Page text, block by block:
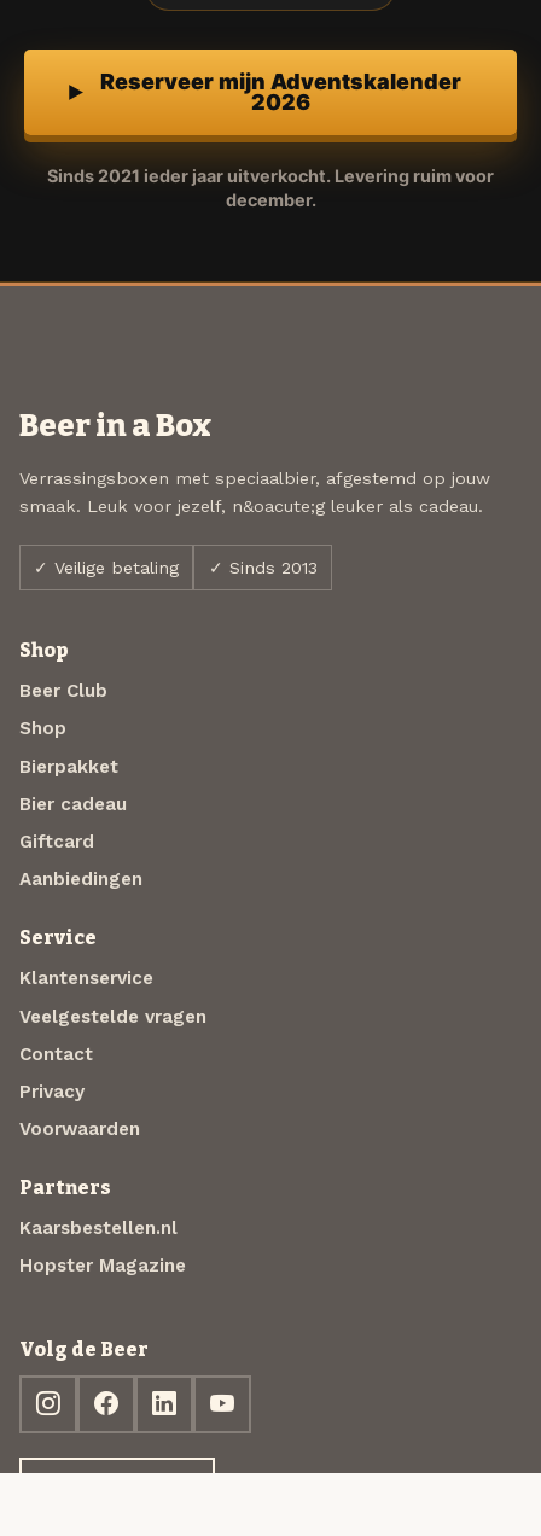
Reserveer mijn Adventskalender
2026
Sinds 2021 ieder jaar uitverkocht. Levering ruim voor
december.
Beer in a Box
Verrassingsboxen met speciaalbier, afgestemd op jouw
smaak. Leuk voor jezelf, n&oacute;g leuker als cadeau.
✓ Veilige betaling ✓ Sinds 2013
Shop
Beer Club
Shop
Bierpakket
Bier cadeau
Giftcard
Aanbiedingen
Service
Klantenservice
Veelgestelde vragen
Contact
Privacy
Voorwaarden
Partners
Kaarsbestellen.nl
Hopster Magazine
Volg de Beer